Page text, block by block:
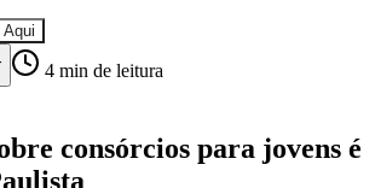
consórcios para jovens é